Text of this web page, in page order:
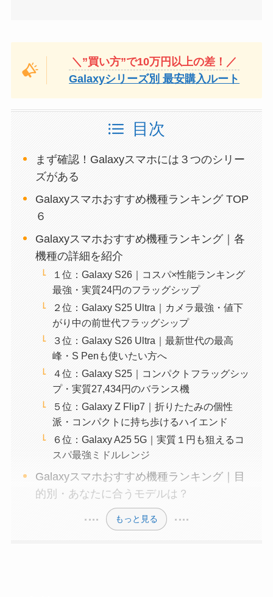
＼”買い方”で10万円以上の差！／
Galaxyシリーズ別 最安購入ルート
目次
まず確認！Galaxyスマホには３つのシリー
ズがある
Galaxyスマホおすすめ機種ランキング TOP
６
Galaxyスマホおすすめ機種ランキング｜各
機種の詳細を紹介
１位：Galaxy S26｜コスパ×性能ランキング
最強・実質24円のフラッグシップ
２位：Galaxy S25 Ultra｜カメラ最強・値下
がり中の前世代フラッグシップ
３位：Galaxy S26 Ultra｜最新世代の最高
峰・S Penも使いたい方へ
４位：Galaxy S25｜コンパクトフラッグシッ
プ・実質27,434円のバランス機
５位：Galaxy Z Flip7｜折りたたみの個性
派・コンパクトに持ち歩けるハイエンド
６位：Galaxy A25 5G｜実質１円も狙えるコ
スパ最強ミドルレンジ
Galaxyスマホおすすめ機種ランキング｜目
的別・あなたに合うモデルは？
もっと見る